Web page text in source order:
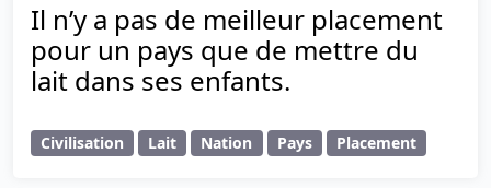
Il n’y a pas de meilleur placement
pour un pays que de mettre du
lait dans ses enfants.
Civilisation Lait Nation Pays Placement